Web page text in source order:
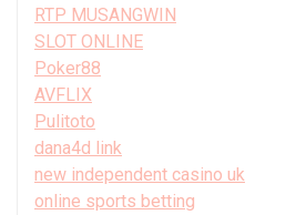
RTP MUSANGWIN
SLOT ONLINE
Poker88
AVFLIX
Pulitoto
dana4d link
new independent casino uk
online sports betting